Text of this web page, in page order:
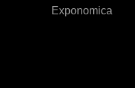
Exponomica